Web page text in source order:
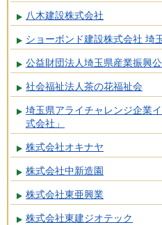
八木建設株式会社
ショーボンド建設株式会社 埼
公益財団法人埼玉県産業振興
社会福祉法人茶の花福祉会
埼玉県アライチャレンジ企業
式会社」
株式会社オキナヤ
株式会社中新造園
株式会社東亜興業
株式会社東建ジオテック